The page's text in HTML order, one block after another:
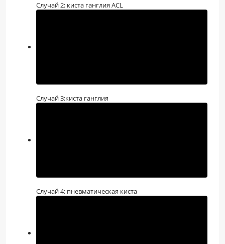
Случай 2: киста ганглия ACL
Случай 3:киста ганглия
Случай 4: пневматическая киста